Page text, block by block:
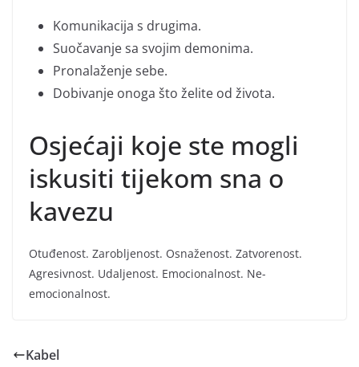
Komunikacija s drugima.
Suočavanje sa svojim demonima.
Pronalaženje sebe.
Dobivanje onoga što želite od života.
Osjećaji koje ste mogli
iskusiti tijekom sna o
kavezu
Otuđenost. Zarobljenost. Osnaženost. Zatvorenost.
Agresivnost. Udaljenost. Emocionalnost. Ne-
emocionalnost.
Kabel